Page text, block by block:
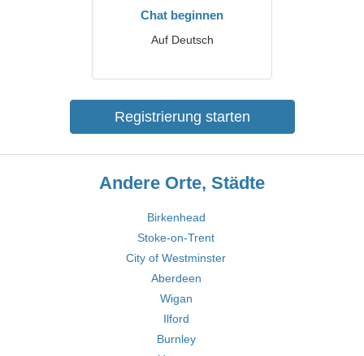
Chat beginnen
Auf Deutsch
Registrierung starten
Andere Orte, Städte
Birkenhead
Stoke-on-Trent
City of Westminster
Aberdeen
Wigan
Ilford
Burnley